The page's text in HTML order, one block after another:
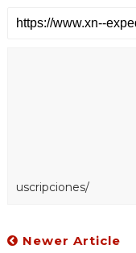
uscripciones/
Newer Article